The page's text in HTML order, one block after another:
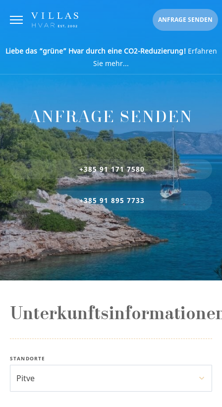
ANFRAGE SENDEN
Liebe das “grüne” Hvar durch eine CO2-Reduzierung!Erfahren
Sie mehr...
ANFRAGE SENDEN
+385 91 171 7580
+385 91 895 7733
STANDORTE
Pitve